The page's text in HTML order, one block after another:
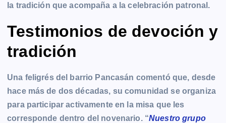
la tradición que acompaña a la celebración patronal.
Testimonios de devoción y
tradición
Una feligrés del barrio Pancasán comentó que, desde
hace más de dos décadas, su comunidad se organiza
para participar activamente en la misa que les
corresponde dentro del novenario. “Nuestro grupo